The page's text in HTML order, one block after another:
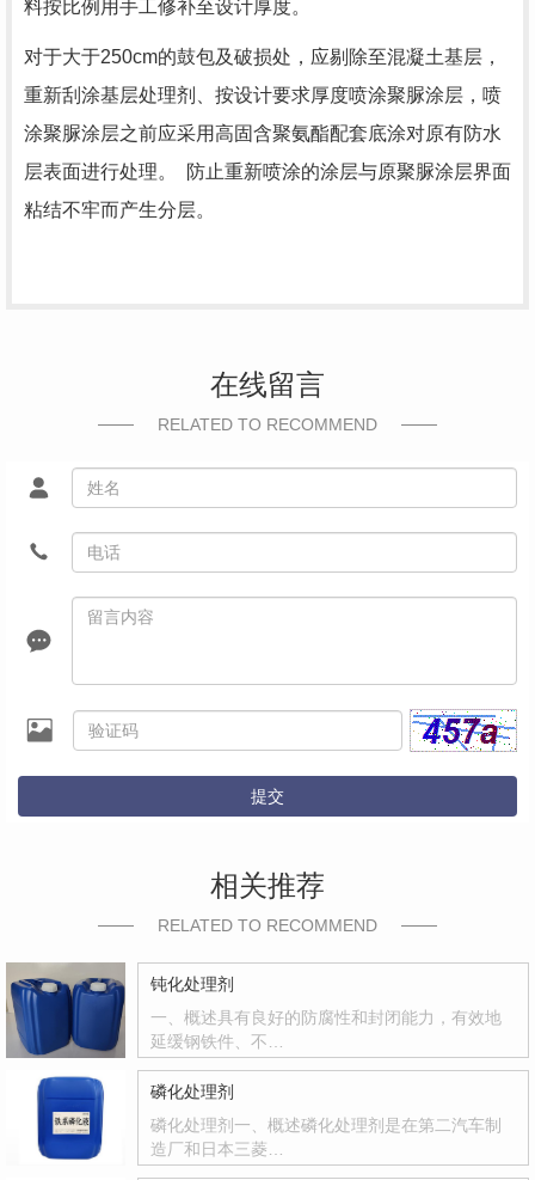
料按比例用手工修补至设计厚度。
对于大于250cm的鼓包及破损处，应剔除至混凝土基层，
重新刮涂基层处理剂、按设计要求厚度喷涂聚脲涂层，喷
涂聚脲涂层之前应采用高固含聚氨酯配套底涂对原有防水
层表面进行处理。
防止重新喷涂的涂层与原聚脲涂层界面
粘结不牢而产生分层。
在线留言
RELATED TO RECOMMEND
提交
相关推荐
RELATED TO RECOMMEND
钝化处理剂
一、概述具有良好的防腐性和封闭能力，有效地
延缓钢铁件、不…
磷化处理剂
磷化处理剂一、概述磷化处理剂是在第二汽车制
造厂和日本三菱…